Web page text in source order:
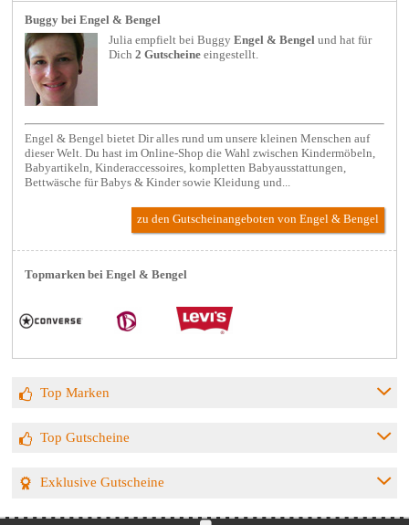
Buggy bei Engel & Bengel
Julia empfielt beiBuggy Engel & Bengel und hat für
Dich2 Gutscheine eingestellt.
Engel & Bengel bietet Dir alles rund um unsere kleinen Menschen auf
dieser Welt. Du hast im Online-Shop die Wahl zwischen Kindermöbeln,
Babyartikeln, Kinderaccessoires, kompletten Babyausstattungen,
Bettwäsche für Babys & Kinder sowie Kleidung und...
zu den Gutscheinangeboten von Engel & Bengel
Topmarken bei Engel & Bengel
Top Marken
Top Gutscheine
Exklusive Gutscheine